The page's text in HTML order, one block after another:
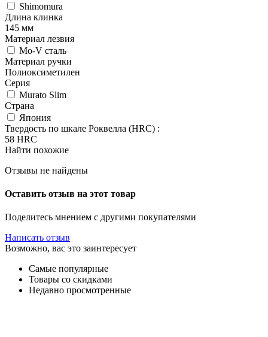
Shimomura
Длина клинка
145 мм
Материал лезвия
Mo-V сталь
Материал ручки
Полиоксиметилен
Серия
Murato Slim
Страна
Япония
Твердость по шкале Роквелла (HRC) :
58 HRC
Найти похожие
Отзывы не найдены
Оставить отзыв на этот товар
Поделитесь мнением с другими покупателями
Написать отзыв
Возможно, вас это заинтересует
Самые популярные
Товары со скидками
Недавно просмотренные